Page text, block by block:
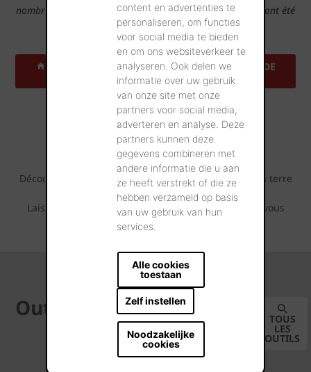
content en advertenties te
personaliseren, om functies
voor social media te bieden
en om ons websiteverkeer te
analyseren. Ook delen we
informatie over uw gebruik
van onze site met onze
partners voor social media,
adverteren en analyse. Deze
partners kunnen deze
gegevens combineren met
andere informatie die u aan
ze heeft verstrekt of die ze
hebben verzameld op basis
van uw gebruik van hun
services.
Alle cookies
toestaan
Zelf instellen
Noodzakelijke
cookies
nombreuses maisons de référence dans votre région qui ont été
construites avec cette tuile.
TROUVEZ UNE ADRESSE DE RÉFÉRENCE PRÈS DE
CHEZ VOUS
Projets de référence
inspirants
Découvrez tout ce qui est possible avec cette tuile en terre
cuite.
Laissez-vous inspirer par les séries de photos que vous
pouvez retrouver ci-dessous.
Outils TOUS
LES
OUTILS